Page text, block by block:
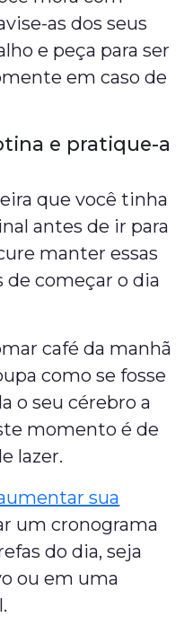
as dos seus
e peça para ser
em caso de
e pratique-a
que você tinha
antes de ir para
manter essas
começar o dia
café da manhã
como se fosse
o seu cérebro a
momento é de
lazer.
sua
um cronograma
do dia, seja
ou em uma